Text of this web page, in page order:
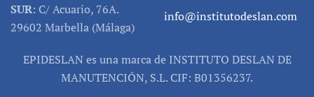
SUR: C/ Acuario, 76A.
29602 Marbella (Málaga)
info@institutodeslan.com
EPIDESLAN es una marca de INSTITUTO DESLAN DE
MANUTENCIÓN, S.L. CIF: B01356237.